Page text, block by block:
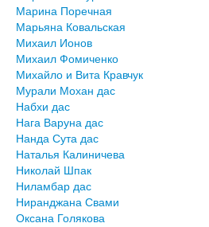
Марина Поречная
Марьяна Ковальская
Михаил Ионов
Михаил Фомиченко
Михайло и Вита Кравчук
Мурали Мохан дас
Набхи дас
Нага Варуна дас
Нанда Сута дас
Наталья Калиничева
Николай Шпак
Ниламбар дас
Ниранджана Свами
Оксана Голякова